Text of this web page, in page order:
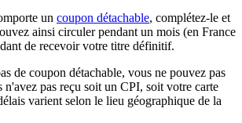
un coupon détachable, complétez-le et
ainsi circuler pendant un mois (en France
de recevoir votre titre définitif.
de coupon détachable, vous ne pouvez pas
n'avez pas reçu soit un CPI, soit votre carte
varient selon le lieu géographique de la